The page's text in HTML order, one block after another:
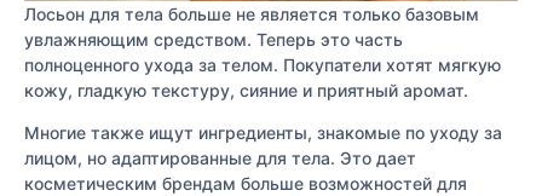
Лосьон для тела больше не является только базовым
увлажняющим средством. Теперь это часть
полноценного ухода за телом. Покупатели хотят мягкую
кожу, гладкую текстуру, сияние и приятный аромат.
Многие также ищут ингредиенты, знакомые по уходу за
лицом, но адаптированные для тела. Это дает
косметическим брендам больше возможностей для